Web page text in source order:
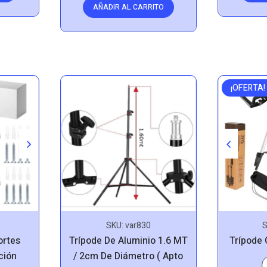
AÑADIR AL CARRITO
SKU:var830
Trípode De Aluminio 1.6 MT
/ 2cm De Diámetro ( Apto
¡OFERTA!
Trípode